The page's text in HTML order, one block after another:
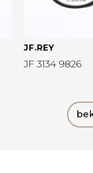
JF.REY
JF 3134 9826